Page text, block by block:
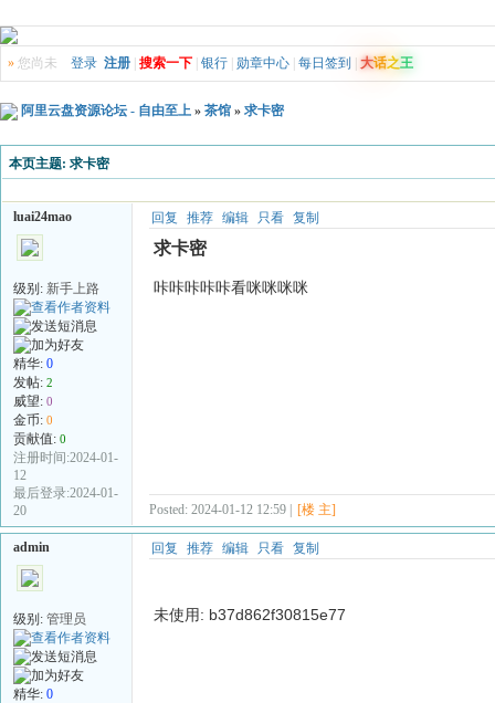
» 您尚未 登录 注册 搜索一下 银行 勋章中心 每日签到 大话之王
阿里云盘资源论坛 - 自由至上 » 茶馆 » 求卡密
本页主题: 求卡密
luai24mao
级别: 新手上路
精华: 0
发帖: 2
威望: 0
金币: 0
贡献值: 0
注册时间:2024-01-
12
最后登录:2024-01-
20
回复 推荐 编辑 只看 复制
求卡密
咔咔咔咔咔看咪咪咪咪
Posted: 2024-01-12 12:59 | [楼 主]
admin
级别: 管理员
精华: 0
回复 推荐 编辑 只看 复制
未使用: b37d862f30815e77